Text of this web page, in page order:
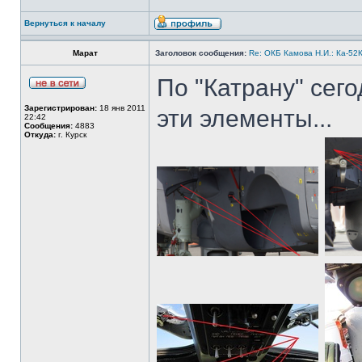
Вернуться к началу
Марат Заголовок сообщения: Re: ОКБ Камова Н.И.: Ка-
Зарегистрирован: 18 янв 2011
22:42
Сообщения: 4883
Откуда: г. Курск
По "Катрану"
эти элементы...